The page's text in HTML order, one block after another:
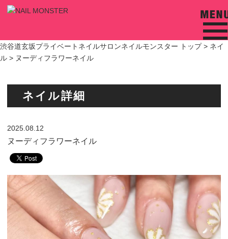
渋谷道玄坂プライベートネイルサロンネイルモンスター トップ > ネイ
ル > ヌーディフラワーネイル
ネイル詳細
2025.08.12
ヌーディフラワーネイル